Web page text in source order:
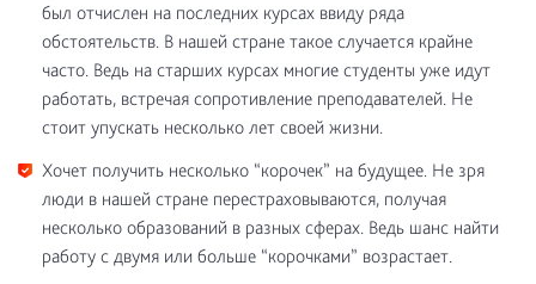
был отчислен на последних курсах ввиду ряда
обстоятельств. В нашей стране такое случается крайне
часто. Ведь на старших курсах многие студенты уже идут
работать, встречая сопротивление преподавателей. Не
стоит упускать несколько лет своей жизни.
Хочет получить несколько “корочек” на будущее. Не зря
люди в нашей стране перестраховываются, получая
несколько образований в разных сферах. Ведь шанс найти
работу с двумя или больше “корочками” возрастает.